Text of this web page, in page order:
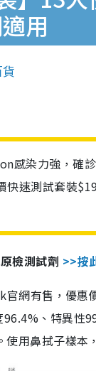
用
感染力強，確
快速測試套裝
檢測試劑 >>按
網有售，優
、特異性
用鼻拭子樣本